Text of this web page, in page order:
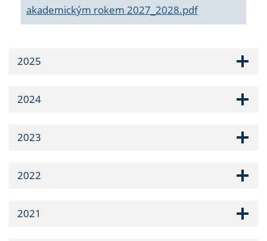
akademickým rokem 2027_2028.pdf
2025
2024
2023
2022
2021